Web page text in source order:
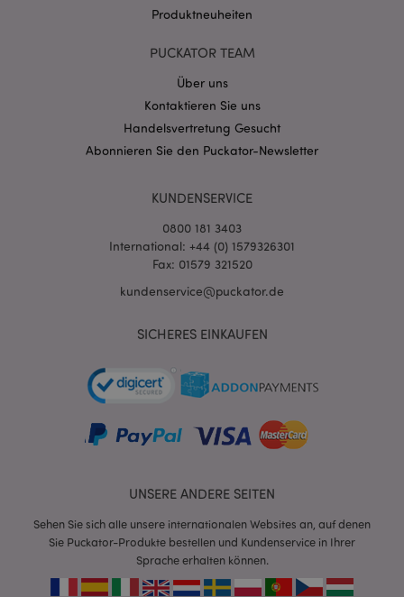
Produktneuheiten
PUCKATOR TEAM
Über uns
Kontaktieren Sie uns
Handelsvertretung Gesucht
Abonnieren Sie den Puckator-Newsletter
KUNDENSERVICE
0800 181 3403
International: +44 (0) 1579326301
Fax: 01579 321520
kundenservice@puckator.de
SICHERES EINKAUFEN
UNSERE ANDERE SEITEN
Sehen Sie sich alle unsere internationalen Websites an, auf denen
Sie Puckator-Produkte bestellen und Kundenservice in Ihrer
Sprache erhalten können.
mage-cache-storage-section-
.www.puckator.de
mage-messages
www.puckator.de
mage-cache-sessid
Adobe Inc.
www.puckator.de